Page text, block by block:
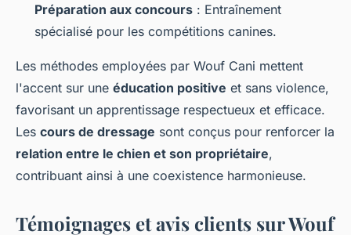
Préparation aux concours : Entraînement
spécialisé pour les compétitions canines.
Les méthodes employées par Wouf Cani mettent
l'accent sur une éducation positive et sans violence,
favorisant un apprentissage respectueux et efficace.
Les cours de dressage sont conçus pour renforcer la
relation entre le chien et son propriétaire,
contribuant ainsi à une coexistence harmonieuse.
Témoignages et avis clients sur Wouf